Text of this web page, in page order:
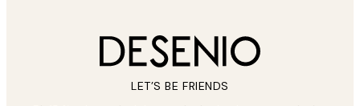
LET’S BE FRIENDS